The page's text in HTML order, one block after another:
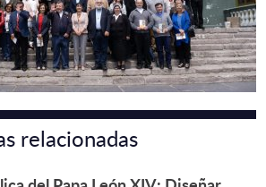
relacionadas